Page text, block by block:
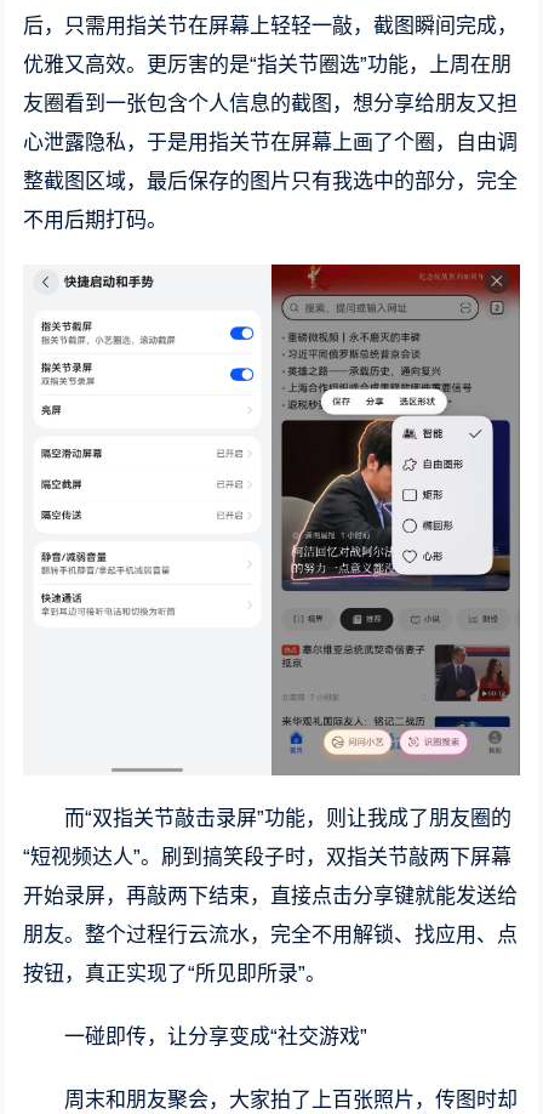
后，只需用指关节在屏幕上轻轻一敲，截图瞬间完成，
优雅又高效。更厉害的是“指关节圈选”功能，上周在朋
友圈看到一张包含个人信息的截图，想分享给朋友又担
心泄露隐私，于是用指关节在屏幕上画了个圈，自由调
整截图区域，最后保存的图片只有我选中的部分，完全
不用后期打码。
而“双指关节敲击录屏”功能，则让我成了朋友圈的
“短视频达人”。刷到搞笑段子时，双指关节敲两下屏幕
开始录屏，再敲两下结束，直接点击分享键就能发送给
朋友。整个过程行云流水，完全不用解锁、找应用、点
按钮，真正实现了“所见即所录”。
一碰即传，让分享变成“社交游戏”
周末和朋友聚会，大家拍了上百张照片，传图时却